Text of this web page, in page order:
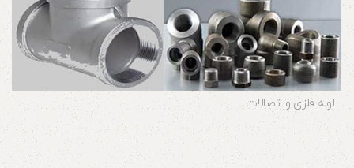
لوله فلزی و اتصالات